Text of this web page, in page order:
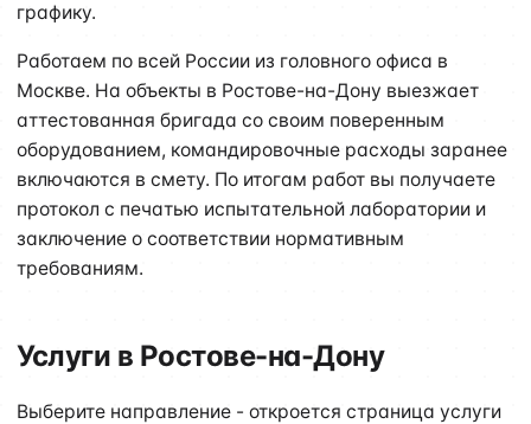
графику.
Работаем по всей России из головного офиса в
Москве. На объекты в Ростове-на-Дону выезжает
аттестованная бригада со своим поверенным
оборудованием, командировочные расходы заранее
включаются в смету. По итогам работ вы получаете
протокол с печатью испытательной лаборатории и
заключение о соответствии нормативным
требованиям.
Услуги в Ростове-на-Дону
Выберите направление - откроется страница услуги